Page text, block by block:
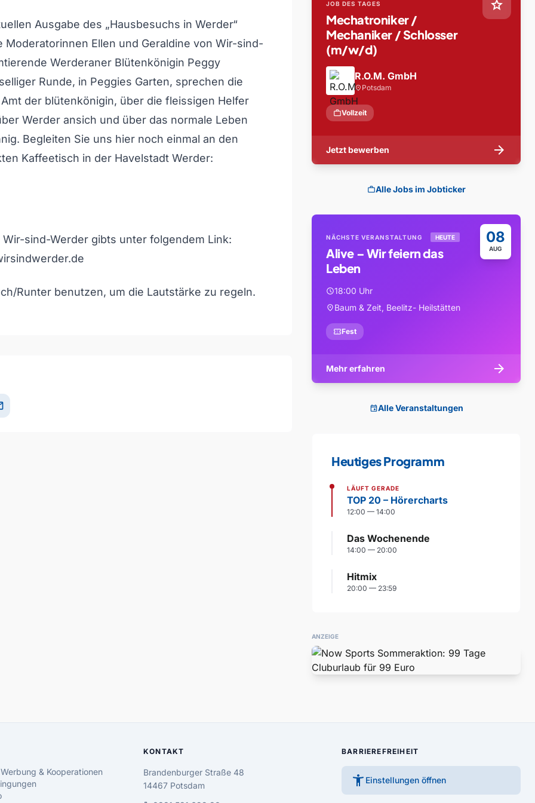
Ausgabe des „Hausbesuchs in Werder“
Ellen und Geraldine von Wir-sind-
Werderaner Blütenkönigin Peggy
Runde, in Peggies Garten, sprechen die
der blütenkönigin, über die fleissigen Helfer
Werder ansich und über das normale Leben
Begleiten Sie uns hier noch einmal an den
Kaffeetisch in der Havelstadt Werder:
Runter benutzen, um die Lautstärke zu regeln.
sind-Werder gibts unter folgendem Link:
star
JOB DES TAGES
Mechatroniker /
Mechaniker / Schlosser
(m/w/d)
R.O.M. GmbH
location_on Potsdam
workVollzeit
Jetzt bewerben arrow_forward
workAlle Jobs im Jobticker
08
AUG
NÄCHSTE VERANSTALTUNG HEUTE
Alive – Wir feiern das
Leben
schedule18:00 Uhr
location_onBaum & Zeit, Beelitz- Heilstätten
confirmation_numberFest
Mehr erfahren arrow_forward
eventAlle Veranstaltungen
Heutiges Programm
LÄUFT GERADE
TOP 20 – Hörercharts
12:00 — 14:00
Das Wochenende
14:00 — 20:00
Hitmix
20:00 — 23:59
ANZEIGE
& Kooperationen
KONTAKT
Brandenburger Straße 48
14467 Potsdam
BARRIEREFREIHEIT
accessibility_new Einstellungen öffnen